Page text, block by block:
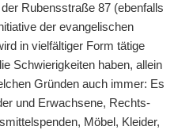
Rubensstraße 87 (ebenfalls
der evangelischen
in vielfältiger Form tätige
Schwierigkeiten haben, allein
Gründen auch immer: Es
und Erwachsene, Rechts-
Möbel, Kleider,